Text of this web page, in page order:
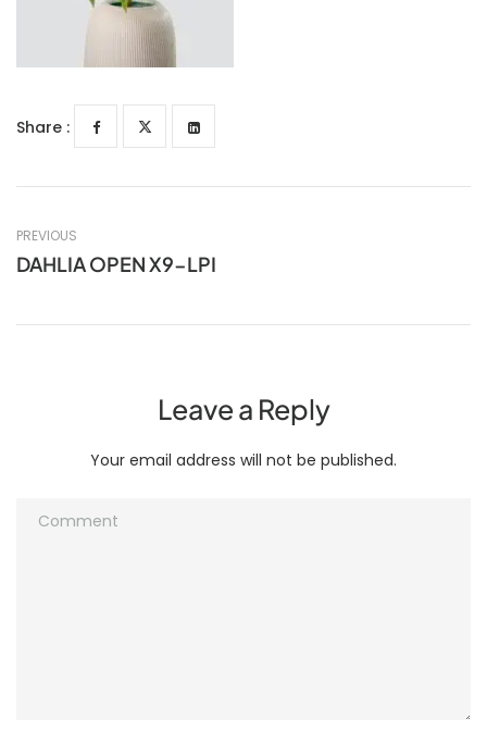
Share :
PREVIOUS
DAHLIA OPEN X9-LPI
Leave a Reply
Your email address will not be published.